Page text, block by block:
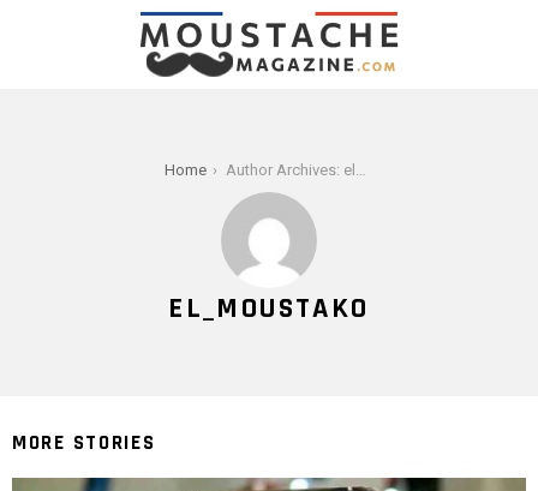
Home Author Archives: el_moustako
EL_MOUSTAKO
MORE STORIES